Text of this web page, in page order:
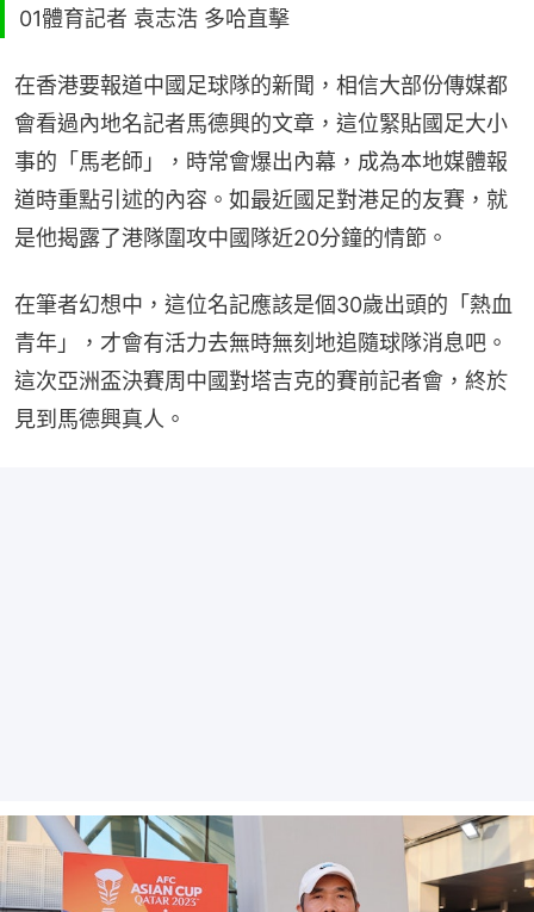
01體育記者 袁志浩 多哈直擊
在香港要報道中國足球隊的新聞，相信大部份傳媒都
會看過內地名記者馬德興的文章，這位緊貼國足大小
事的「馬老師」，時常會爆出內幕，成為本地媒體報
道時重點引述的內容。如最近國足對港足的友賽，就
是他揭露了港隊圍攻中國隊近20分鐘的情節。
在筆者幻想中，這位名記應該是個30歲出頭的「熱血
青年」，才會有活力去無時無刻地追隨球隊消息吧。
這次亞洲盃決賽周中國對塔吉克的賽前記者會，終於
見到馬德興真人。